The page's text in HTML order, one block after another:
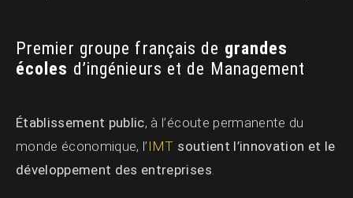
Premier groupe français de grandes
écoles d’ingénieurs et de Management
Établissement public, à l’écoute permanente du
monde économique, l’ IMT soutient l’innovation et le
développement des entreprises